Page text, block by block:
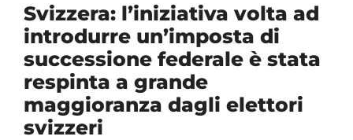
Svizzera: l’iniziativa volta ad
introdurre un’imposta di
successione federale è stata
respinta a grande
maggioranza dagli elettori
svizzeri